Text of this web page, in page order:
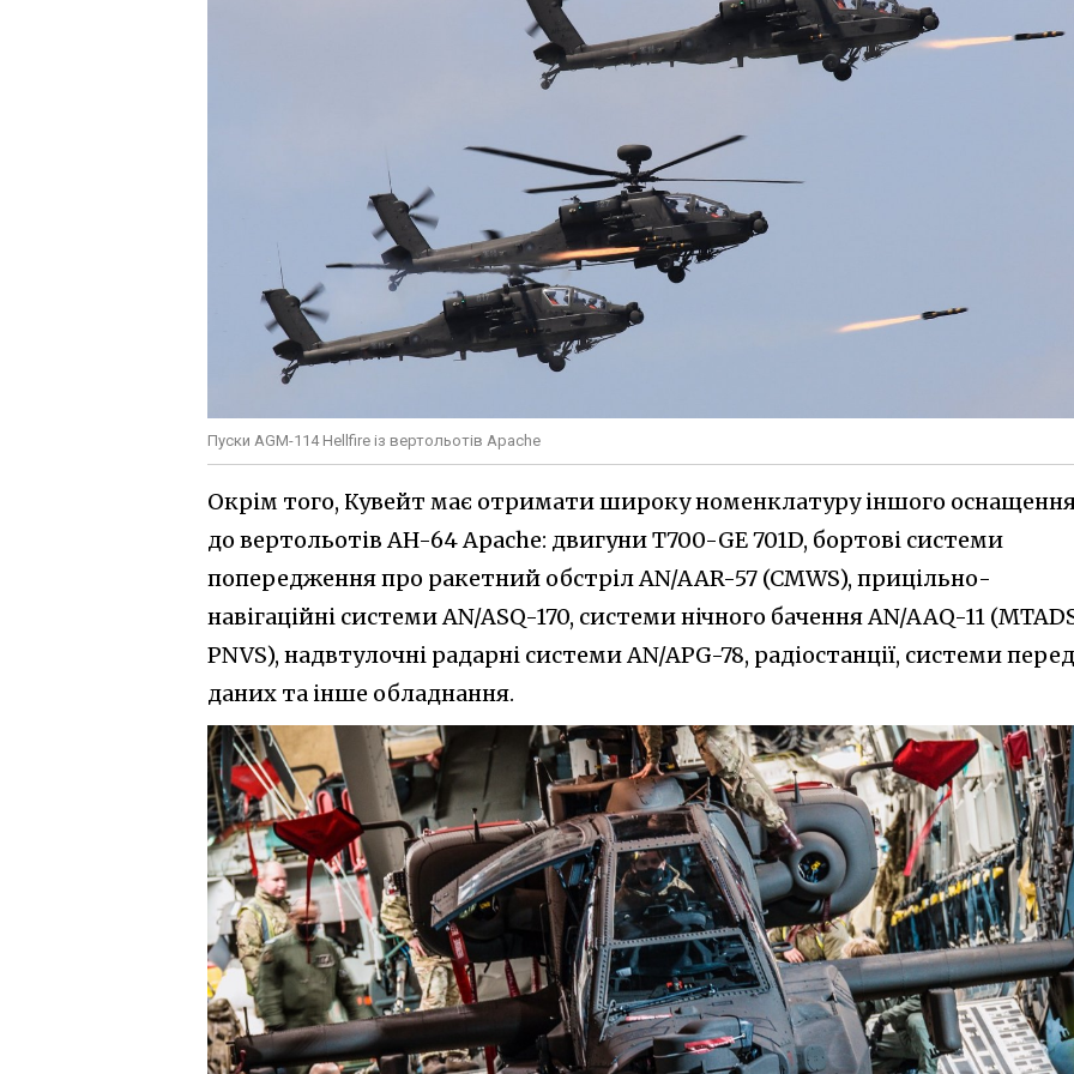
Пуски AGM-114 Hellfire із вертольотів Apache
Окрім того, Кувейт має отримати широку номенклатуру іншого
до вертольотів AH-64 Apache: двигуни T700-GE 701D, бортові системи
попередження про ракетний обстріл AN/AAR-57 (CMWS), прицільно-
навігаційні системи AN/ASQ-170, системи нічного бачення AN/AAQ-11
PNVS), надвтулочні радарні системи AN/APG-78, радіостанції, системи
даних та інше обладнання.